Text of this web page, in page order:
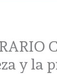
y la